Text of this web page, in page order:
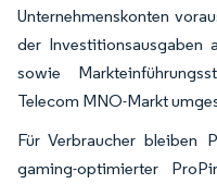
Unternehmenskonten
der Investitionsausgaben
sowie
Telecom MNO-Markt
Für Verbraucher bleiben
gaming-optimierter